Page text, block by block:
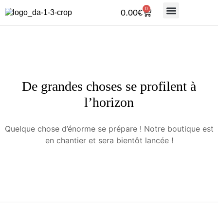
0.00€ 0
De grandes choses se profilent à
l’horizon
Quelque chose d’énorme se prépare ! Notre boutique est
en chantier et sera bientôt lancée !